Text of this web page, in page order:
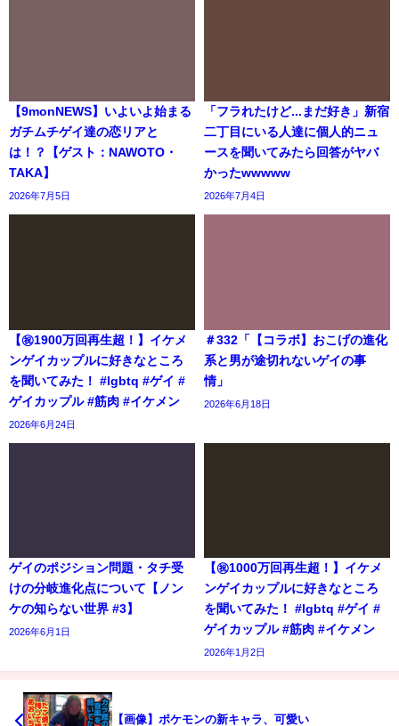
【9monNEWS】いよいよ始まる
ガチムチゲイ達の恋リアと
は！？【ゲスト：NAWOTO・
TAKA】
2026年7月5日
「フラれたけど...まだ好き」新宿
二丁目にいる人達に個人的ニュ
ースを聞いてみたら回答がヤバ
かったwwwww
2026年7月4日
【㊗️1900万回再生超！】イケメ
ンゲイカップルに好きなところ
を聞いてみた！ #lgbtq #ゲイ #
ゲイカップル #筋肉 #イケメン
2026年6月24日
＃332「【コラボ】おこげの進化
系と男が途切れないゲイの事
情」
2026年6月18日
ゲイのポジション問題・タチ受
けの分岐進化点について【ノン
ケの知らない世界 #3】
2026年6月1日
【㊗️1000万回再生超！】イケメ
ンゲイカップルに好きなところ
を聞いてみた！ #lgbtq #ゲイ #
ゲイカップル #筋肉 #イケメン
2026年1月2日
【画像】ポケモンの新キャラ、可愛い